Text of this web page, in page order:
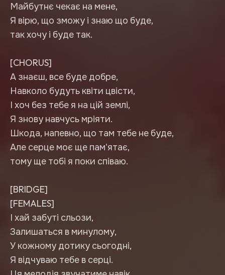
Майбутнє чекає на мене,
Я вірю, що зможу і знаю що буде,
так хочу і буде так.
[CHORUS]
А знаєш, все буде добре,
Навколо будуть квіти цвісти,
І хоч без тебе я на цій землі,
Я знову навчусь мріяти.
Шкода, напевно, що там тебе не буде,
Але серце моє ще пам'ятає,
тому ще тобі я поки співаю.
[BRIDGE]
[FEMALES]
І хай забуті сльози,
Залишаться в минулому,
У кожному дотику сьогодні,
Я відчуваю тебе в серці.